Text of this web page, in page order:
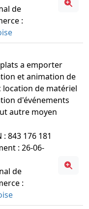
de
:
a emporter
et animation de
location de matériel
d'événements
autre moyen
: 843 176 181
: 26-06-
de
: